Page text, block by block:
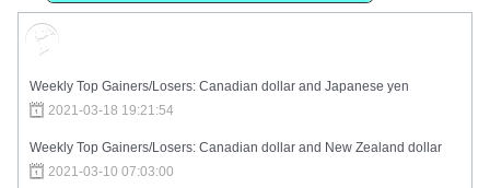
Weekly Top Gainers/Losers: Canadian dollar and Japanese yen
2021-03-18 19:21:54
Weekly Top Gainers/Losers: Canadian dollar and New Zealand dollar
2021-03-10 07:03:00